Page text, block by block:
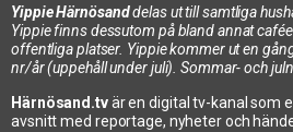
Yippie Härnösanddelas ut till samtliga
Yippie finns dessutom på bland annat
offentliga platser. Yippie kommer ut en
nr/år (uppehåll under juli). Sommar- och
Härnösand.tvär en digital tv-kanal som
avsnitt med reportage, nyheter och